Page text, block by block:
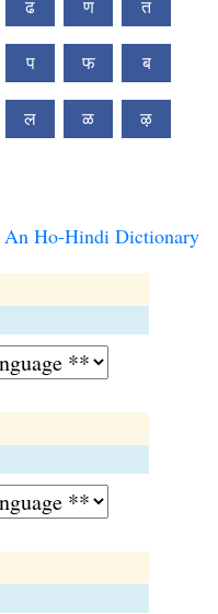
ढ ण त
प फ ब
ल ळ ऴ
An Ho-Hindi Dictionary